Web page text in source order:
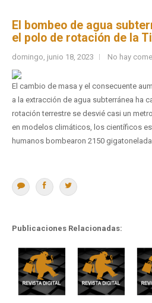
El bombeo de agua
el polo de rotación de la
domingo, junio 18, 2023 No hay
El cambio de masa y el consecuente
a la extracción de agua subterránea ha
rotación terrestre se desvié casi un
en modelos climáticos, los científicos
humanos bombearon 2150
Publicaciones Relacionadas: